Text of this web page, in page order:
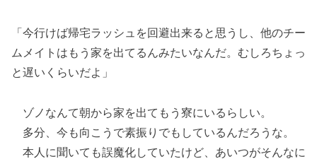
「今行けば帰宅ラッシュを回避出来ると思うし、他のチー
ムメイトはもう家を出てるんみたいなんだ。むしろちょっ
と遅いくらいだよ」
ゾノなんて朝から家を出てもう寮にいるらしい。
多分、今も向こうで素振りでもしているんだろうな。
本人に聞いても誤魔化していたけど、あいつがそんなに